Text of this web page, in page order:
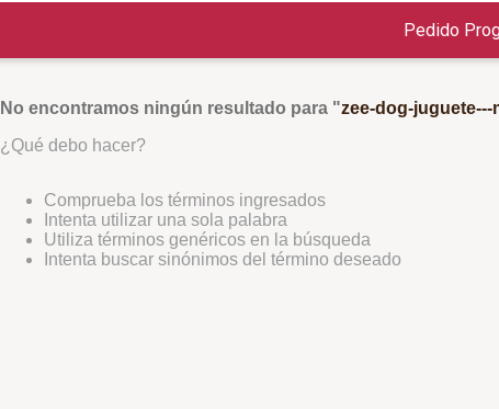
Pedido
No encontramos ningún resultado para "zee-dog-
¿Qué debo hacer?
Comprueba los términos ingresados
Intenta utilizar una sola palabra
Utiliza términos genéricos en la búsqueda
Intenta buscar sinónimos del término deseado